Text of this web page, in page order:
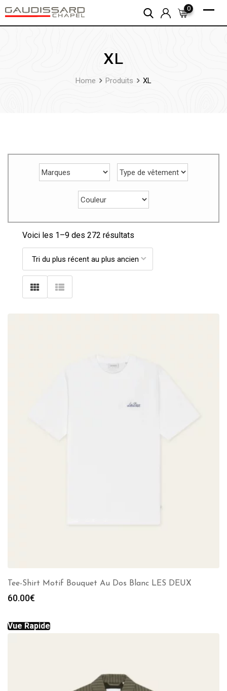
Skip
to
0
XL
Home Produits XL
Voici les 1–9 des 272 résultats
Tee-Shirt Motif Bouquet Au Dos Blanc LES DEUX
60.00€
Vue Rapide